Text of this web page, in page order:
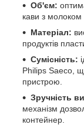
Об'єм:
кави з молоком
Матеріал:
продуктів
Сумісність:
Philips Saeco,
пристрою.
Зручність
механізм
контейнер.